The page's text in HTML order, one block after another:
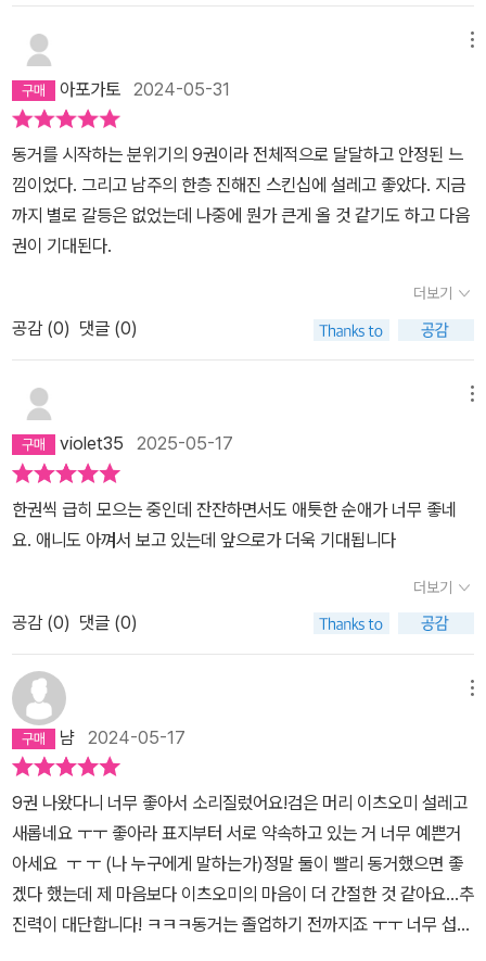
기다려지더라고요. 이 이야기가 어디까지 이어질지 궁금했습니다.
아포가토 2024-05-31
동거를 시작하는 분위기의 9권이라 전체적으로 달달하고 안정된 느
낌이었다. 그리고 남주의 한층 진해진 스킨십에 설레고 좋았다. 지금
까지 별로 갈등은 없었는데 나중에 뭔가 큰게 올 것 같기도 하고 다음
권이 기대된다.
더보기
공감 (0) 댓글 (0)
violet35 2025-05-17
한권씩 급히 모으는 중인데 잔잔하면서도 애틋한 순애가 너무 좋네
요. 애니도 아껴서 보고 있는데 앞으로가 더욱 기대됩니다
더보기
공감 (0) 댓글 (0)
냠 2024-05-17
9권 나왔다니 너무 좋아서 소리질렀어요!검은 머리 이츠오미 설레고
새롭네요 ㅜㅜ 좋아라 표지부터 서로 약속하고 있는 거 너무 예쁜거
아세요 ㅜ ㅜ (나 누구에게 말하는가)정말 둘이 빨리 동거했으면 좋
겠다 했는데 제 마음보다 이츠오미의 마음이 더 간절한 것 같아요...추
진력이 대단합니다! ㅋㅋㅋ동거는 졸업하기 전까지죠 ㅜㅜ 너무 섭섭